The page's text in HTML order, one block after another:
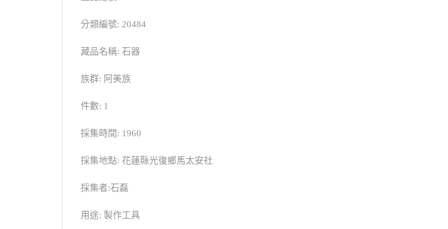
分類編號: 20484
藏品名稱: 石器
族群: 阿美族
件數: 1
採集時間: 1960
採集地點: 花蓮縣光復鄉馬太安社
採集者:石磊
用途: 製作工具